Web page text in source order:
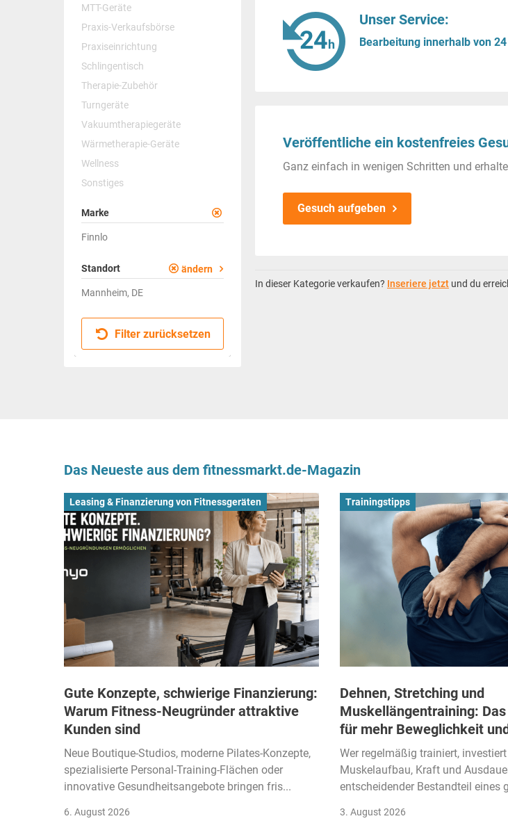
MTT-Geräte
Praxis-Verkaufsbörse
Praxiseinrichtung
Schlingentisch
Therapie-Zubehör
Turngeräte
Vakuumtherapiegeräte
Wärmetherapie-Geräte
Wellness
Sonstiges
Marke
Finnlo
Standort ändern
Mannheim, DE
Filter zurücksetzen
Unser Service:
Bearbeitung innerhalb von
Veröffentliche ein kostenfreies
Ganz einfach in wenigen Schritten und
Gesuch aufgeben
In dieser Kategorie verkaufen? Inseriere jetzt und du
Das Neueste aus dem fitnessmarkt.de-Magazin
Leasing & Finanzierung von Fitnessgeräten
Gute Konzepte, schwierige Finanzierung:
Warum Fitness-Neugründer attraktive
Kunden sind
Neue Boutique-Studios, moderne Pilates-Konzepte,
spezialisierte Personal-Training-Flächen oder
innovative Gesundheitsangebote bringen fris...
6. August 2026
Trainingstipps
Dehnen, Stretching und
Muskellängentraining:
für mehr Beweglichkeit
Wer regelmäßig trainiert,
Muskelaufbau, Kraft und
entscheidender Bestandteil eines
3. August 2026